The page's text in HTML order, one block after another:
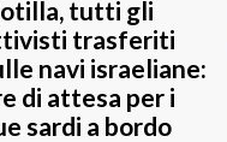
tutti gli
trasferiti
navi israeliane:
di attesa per i
sardi a bordo